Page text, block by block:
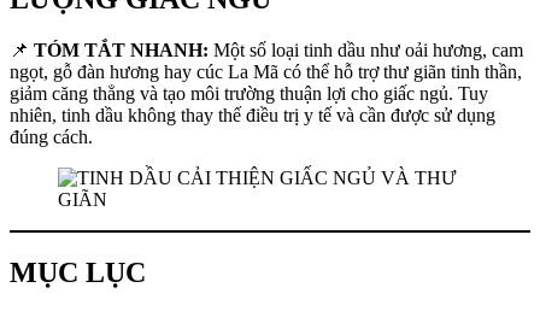
📌 TÓM TẮT NHANH: Một số loại tinh dầu như oải hương, cam
ngọt, gỗ đàn hương hay cúc La Mã có thể hỗ trợ thư giãn tinh thần,
giảm căng thẳng và tạo môi trường thuận lợi cho giấc ngủ. Tuy
nhiên, tinh dầu không thay thế điều trị y tế và cần được sử dụng
đúng cách.
MỤC LỤC